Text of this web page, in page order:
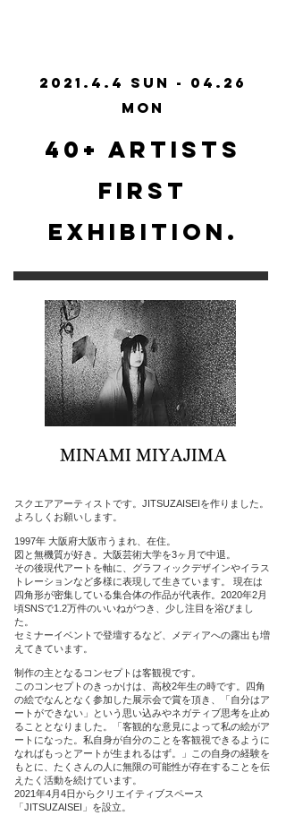
2021.4.4 Sun - 04.26
Mon
40+ ARTISTS
FIRST
EXHIBITION.
MINAMI MIYAJIMA
スクエアアーティストです。JITSUZAISEIを作りました。
よろしくお願いします。
1997年 大阪府大阪市うまれ、在住。
図と無機質が好き。大阪芸術大学を3ヶ月で中退。
その後現代アートを軸に、グラフィックデザインやイラス
トレーションなど多様に表現して生きています。 現在は
四角形が密集している集合体の作品が代表作。2020年2月
頃SNSで1.2万件のいいねがつき、少し注目を浴びまし
た。
セミナーイベントで登壇するなど、メディアへの露出も増
えてきています。
制作の主となるコンセプトは客観視です。
このコンセプトのきっかけは、高校2年生の時です。四角
の絵でなんとなく参加した展示会で賞を頂き、「自分はア
ートができない」という思い込みやネガティブ思考を止め
ることとなりました。「客観的な意見によって私の絵がア
ートになった。私自身が自分のことを客観視できるように
なればもっとアートが生まれるはず。」この自身の経験を
もとに、たくさんの人に無限の可能性が存在することを伝
えたく活動を続けています。
2021年4月4日からクリエイティブスペース
「JITSUZAISEI」を設立。